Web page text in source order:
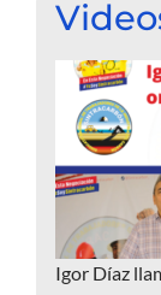
Igor Díaz